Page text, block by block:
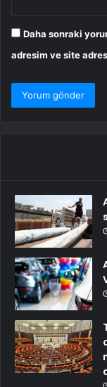
Daha sonraki
adresim ve site